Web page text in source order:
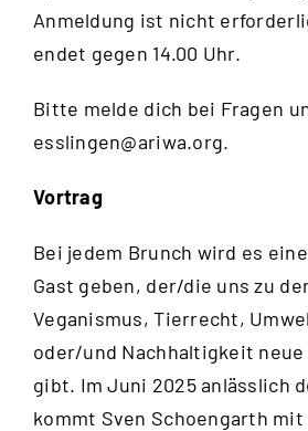
Anmeldung ist nicht
endet gegen 14.00 Uhr.
Bitte melde dich bei Fragen
esslingen@ariwa.org.
Vortrag
Bei jedem Brunch wird es
Gast geben, der/die uns zu
Veganismus, Tierrecht,
oder/und Nachhaltigkeit neue
gibt. Im Juni 2025 anlässlich
kommt Sven Schoengarth mit